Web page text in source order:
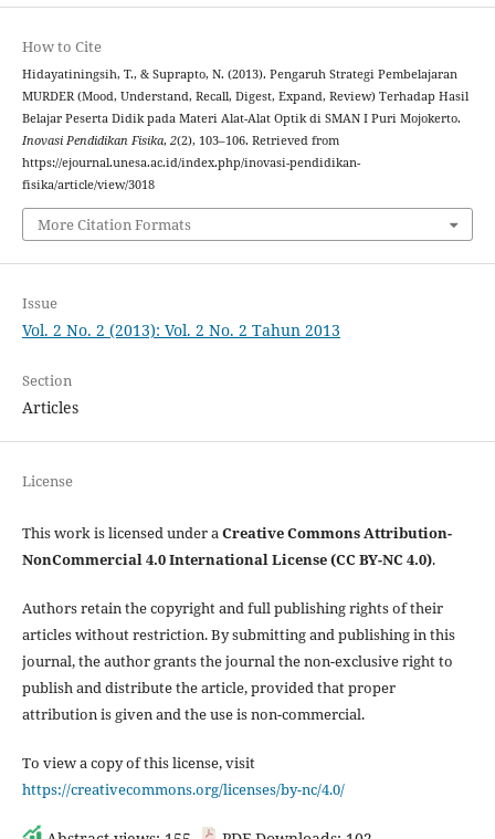
How to Cite
Hidayatiningsih, T., & Suprapto, N. (2013). Pengaruh Strategi Pembelajaran
MURDER (Mood, Understand, Recall, Digest, Expand, Review) ‎Terhadap Hasil
Belajar Peserta Didik pada Materi Alat-Alat Optik di SMAN I Puri Mojokerto.
Inovasi Pendidikan Fisika, 2(2), 103–106. Retrieved from
https://ejournal.unesa.ac.id/index.php/inovasi-pendidikan-
fisika/article/view/3018
More Citation Formats
Issue
Vol. 2 No. 2 (2013): Vol. 2 No. 2 Tahun 2013
Section
Articles
License
This work is licensed under aCreative Commons Attribution-
NonCommercial 4.0 International License (CC BY-NC 4.0).
Authors retain the copyright and full publishing rights of their
articles without restriction. By submitting and publishing in this
journal, the author grants the journal the non-exclusive right to
publish and distribute the article, provided that proper
attribution is given and the use is non-commercial.
To view a copy of this license, visit
https://creativecommons.org/licenses/by-nc/4.0/